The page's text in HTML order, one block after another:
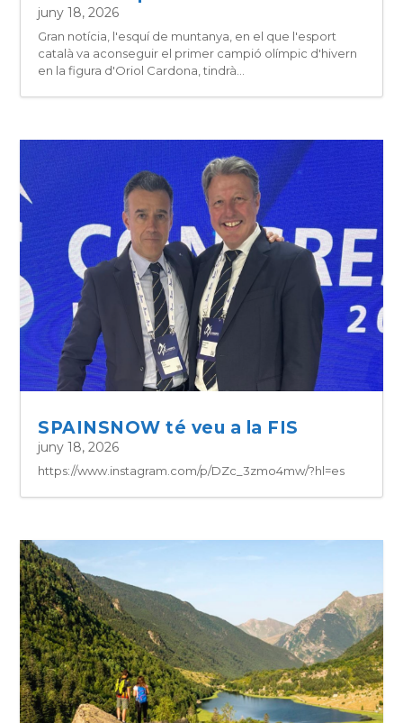
juny 18, 2026
Gran notícia, l'esquí de muntanya, en el que l'esport
català va aconseguir el primer campió olímpic d'hivern
en la figura d'Oriol Cardona, tindrà...
SPAINSNOW té veu a la FIS
juny 18, 2026
https://www.instagram.com/p/DZc_3zmo4mw/?hl=es